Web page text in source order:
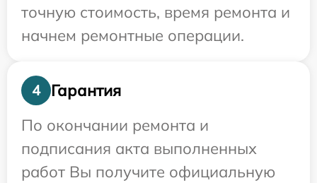
точную стоимость, время ремонта и
начнем ремонтные операции.
4
Гарантия
По окончании ремонта и
подписания акта выполненных
работ Вы получите официальную